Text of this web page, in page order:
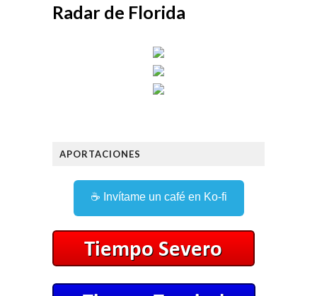
Radar de Florida
APORTACIONES
☕ Invítame un café en Ko-fi